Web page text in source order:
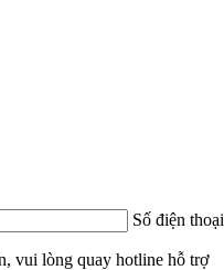
Số điện thoại
vui lòng quay hotline hỗ trợ